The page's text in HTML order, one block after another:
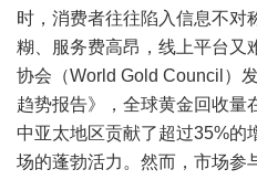
时，消费者往往陷入信息不对
糊、服务费高昂，线上平台又
协会（World Gold Council）
趋势报告》，全球黄金回收量
中亚太地区贡献了超过35%的
场的蓬勃活力。然而，市场参